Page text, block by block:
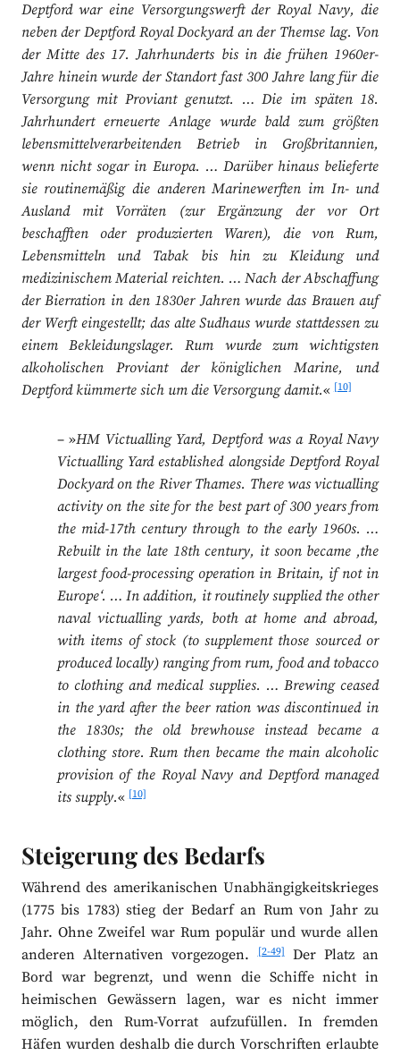
Deptford war eine Versorgungswerft der Royal Navy, die
neben der Deptford Royal Dockyard an der Themse lag. Von
der Mitte des 17. Jahrhunderts bis in die frühen 1960er-
Jahre hinein wurde der Standort fast 300 Jahre lang für die
Versorgung mit Proviant genutzt. … Die im späten 18.
Jahrhundert erneuerte Anlage wurde bald zum größten
lebensmittelverarbeitenden Betrieb in Großbritannien,
wenn nicht sogar in Europa. … Darüber hinaus belieferte
sie routinemäßig die anderen Marinewerften im In- und
Ausland mit Vorräten (zur Ergänzung der vor Ort
beschafften oder produzierten Waren), die von Rum,
Lebensmitteln und Tabak bis hin zu Kleidung und
medizinischem Material reichten. … Nach der Abschaffung
der Bierration in den 1830er Jahren wurde das Brauen auf
der Werft eingestellt; das alte Sudhaus wurde stattdessen zu
einem Bekleidungslager. Rum wurde zum wichtigsten
alkoholischen Proviant der königlichen Marine, und
Deptford kümmerte sich um die Versorgung damit.«[10]
– »HM Victualling Yard, Deptford was a Royal Navy
Victualling Yard established alongside Deptford Royal
Dockyard on the River Thames. There was victualling
activity on the site for the best part of 300 years from
the mid-17th century through to the early 1960s. …
Rebuilt in the late 18th century, it soon became ‚the
largest food-processing operation in Britain, if not in
Europe‘. … In addition, it routinely supplied the other
naval victualling yards, both at home and abroad,
with items of stock (to supplement those sourced or
produced locally) ranging from rum, food and tobacco
to clothing and medical supplies. … Brewing ceased
in the yard after the beer ration was discontinued in
the 1830s; the old brewhouse instead became a
clothing store. Rum then became the main alcoholic
provision of the Royal Navy and Deptford managed
its supply.«[10]
Steigerung des Bedarfs
Während des amerikanischen Unabhängigkeitskrieges
(1775 bis 1783) stieg der Bedarf an Rum von Jahr zu
Jahr. Ohne Zweifel war Rum populär und wurde allen
anderen Alternativen vorgezogen.[2-49]Der Platz an
Bord war begrenzt, und wenn die Schiffe nicht in
heimischen Gewässern lagen, war es nicht immer
möglich, den Rum-Vorrat aufzufüllen. In fremden
Häfen wurden deshalb die durch Vorschriften erlaubte